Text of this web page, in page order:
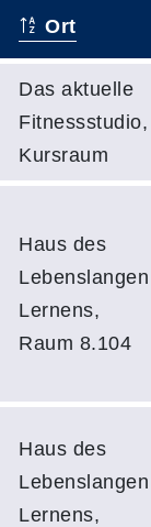
Ort
Das aktuelle
Fitnessstudio,
Kursraum
Haus des
Lebenslangen
Lernens,
Raum 8.104
Haus des
Lebenslangen
Lernens,